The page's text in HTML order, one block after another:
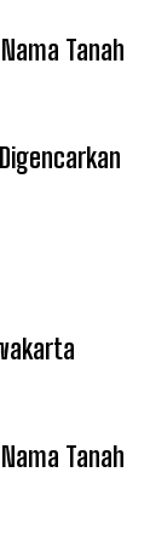
Tanah
Tanah